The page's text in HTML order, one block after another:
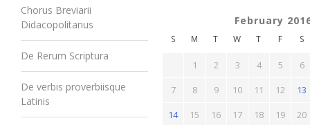
Chorus Breviarii
Didacopolitanus
De Rerum Scriptura
De verbis proverbiisque
Latinis
February
S M T W T F S
1 2 3 4 5
6
7
8 9 10 11 12
13
14
15 16 17 18 19
20